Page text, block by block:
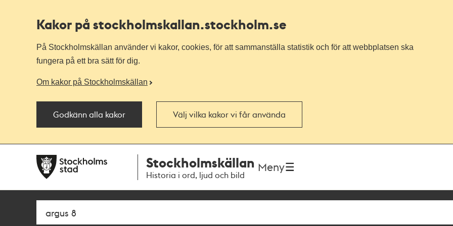
Kakor på stockholmskallan.stockholm.se
På Stockholmskällan använder vi kakor, cookies, för att sammanställa statistik och för att webbplatsen ska
fungera på ett bra sätt för dig.
Om kakor på Stockholmskällan
Godkänn alla kakor Välj vilka kakor vi får använda
navigationen
huvudinnehållet
Stockholmskällan
Historia i ord, ljud och bild
Meny
Sök